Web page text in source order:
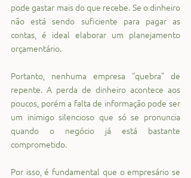
pode gastar mais do que recebe. Se o dinheiro
não está sendo suficiente para pagar as
contas, é ideal elaborar um planejamento
orçamentário.
Portanto, nenhuma empresa “quebra” de
repente. A perda de dinheiro acontece aos
poucos, porém a falta de informação pode ser
um inimigo silencioso que só se pronuncia
quando o negócio já está bastante
comprometido.
Por isso, é fundamental que o empresário se